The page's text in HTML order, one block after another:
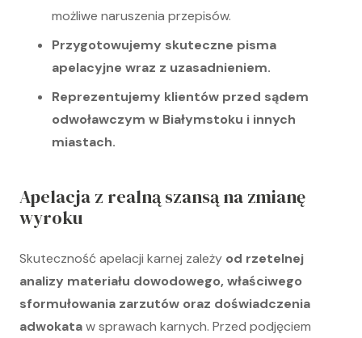
możliwe naruszenia przepisów.
Przygotowujemy skuteczne pisma
apelacyjne wraz z uzasadnieniem.
Reprezentujemy klientów przed sądem
odwoławczym w Białymstoku i innych
miastach.
Apelacja z realną szansą na zmianę
wyroku
Skuteczność apelacji karnej zależy od rzetelnej
analizy materiału dowodowego, właściwego
sformułowania zarzutów oraz doświadczenia
adwokataw sprawach karnych. Przed podjęciem